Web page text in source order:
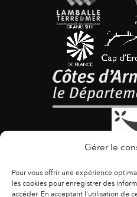
Gérer le
Pour vous offrir une expérience
les cookies pour enregistrer des
accéder. En acceptant l'utilisation de